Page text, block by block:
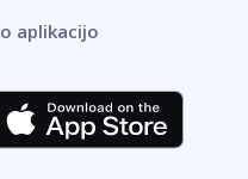
aplikacijo